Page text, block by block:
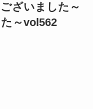
ざいました～
～vol562